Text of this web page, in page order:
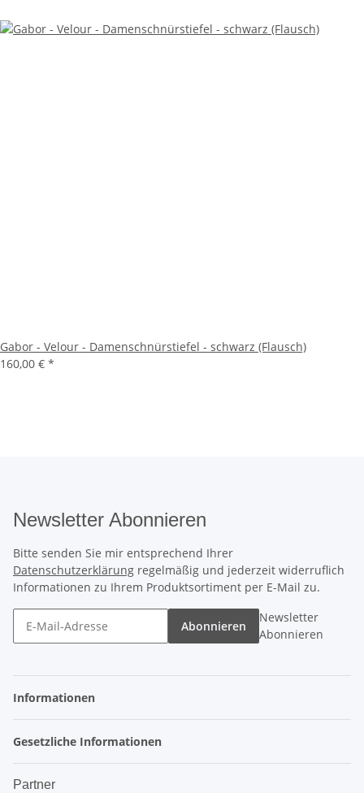
Gabor - Velour - Damenschnürstiefel - schwarz (Flausch)
160,00 € *
Newsletter Abonnieren
Bitte senden Sie mir entsprechend Ihrer
Datenschutzerklärung regelmäßig und jederzeit widerruflich
Informationen zu Ihrem Produktsortiment per E-Mail zu.
Abonnieren
Newsletter
Abonnieren
Informationen
Gesetzliche Informationen
Partner